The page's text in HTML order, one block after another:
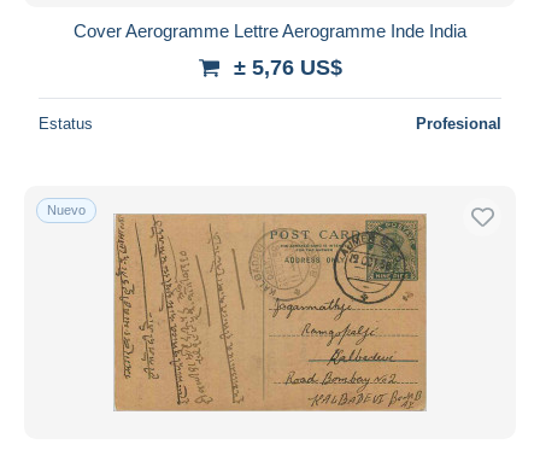
Cover Aerogramme Lettre Aerogramme Inde India
± 5,76 US$
Estatus Profesional
Nuevo